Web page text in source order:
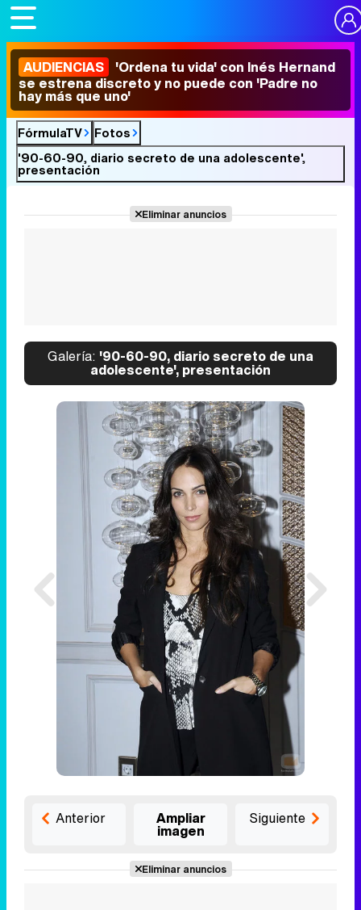
AUDIENCIAS 'Ordena tu vida' con Inés Hernand
se estrena discreto y no puede con 'Padre no
hay más que uno'
FórmulaTV
Fotos
'90-60-90, diario secreto de una adolescente',
presentación
Eliminar anuncios
Galería: '90-60-90, diario secreto de una
adolescente', presentación
Anterior Ampliar
imagen
Siguiente
Eliminar anuncios